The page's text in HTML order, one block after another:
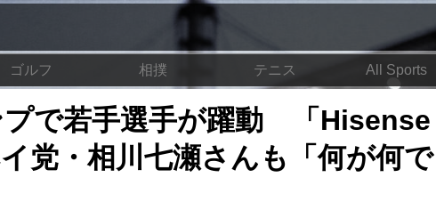
ゴルフ 相撲 テニス All Sports
で若手選手が躍動 「Hisense
党・相川七瀬さんも「何が何で